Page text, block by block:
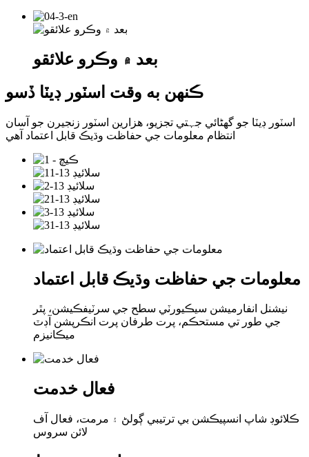
بعد ۾ وڪرو علائقو
ڪنهن به وقت اسٽور ڊيٽا ڏسو
اسٽور ڊيٽا جو گھڻائي جہتي تجزيو، هزارين اسٽور زنجيرن جو آسان
انتظام معلومات جي حفاظت وڌيڪ قابل اعتماد آهي
معلومات جي حفاظت وڌيڪ قابل اعتماد
نيشنل انفارميشن سيڪيورٽي سطح جي سرٽيفڪيشن، پٿر
جي طور تي مستحڪم، پرت طرفان پرت انڪرپشن آڊٽ
ميڪانيزم
فعال خدمت
ڪلائوڊ شاپ انسپيڪشن بي ترتيبي ڳولڻ ۽ مرمت، فعال آف
لائن سروس